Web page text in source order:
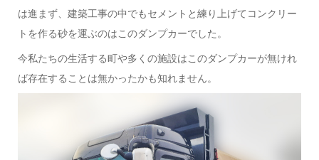
は進まず、建築工事の中でもセメントと練り上げてコンクリー
トを作る砂を運ぶのはこのダンプカーでした。
今私たちの生活する町や多くの施設はこのダンプカーが無けれ
ば存在することは無かったかも知れません。